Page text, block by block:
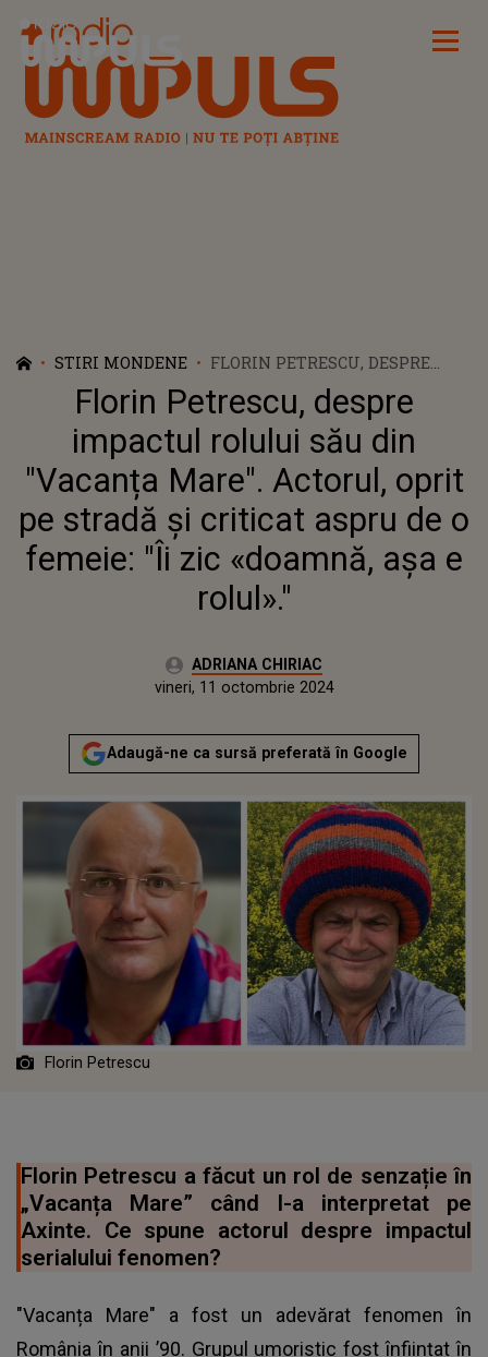
Radio Impuls
STIRI MONDENE
FLORIN PETRESCU, DESPRE
IMPACTUL ROLULUI SĂU DIN
"VACANȚA MARE". ACTORUL,
OPRIT PE STRADĂ ȘI CRITICAT
ASPRU DE O FEMEIE: "ÎI ZIC
«DOAMNĂ, AȘA E ROLUL»."
Florin Petrescu, despre
impactul rolului său din
"Vacanța Mare". Actorul, oprit
pe stradă și criticat aspru de o
femeie: "Îi zic «doamnă, așa e
rolul»."
Autor:ADRIANA CHIRIAC
miercuri, 11 octombrie 2023
Actualizat:
vineri, 11 octombrie 2024
Adaugă-ne ca sursă preferată în Google
Florin Petrescu
Florin Petrescu a făcut un rol de senzație în
„Vacanța Mare” când l-a interpretat pe
Axinte. Ce spune actorul despre impactul
serialului fenomen?
"Vacanța Mare" a fost un adevărat fenomen în
România în anii ’90. Grupul umoristic fost înființat în